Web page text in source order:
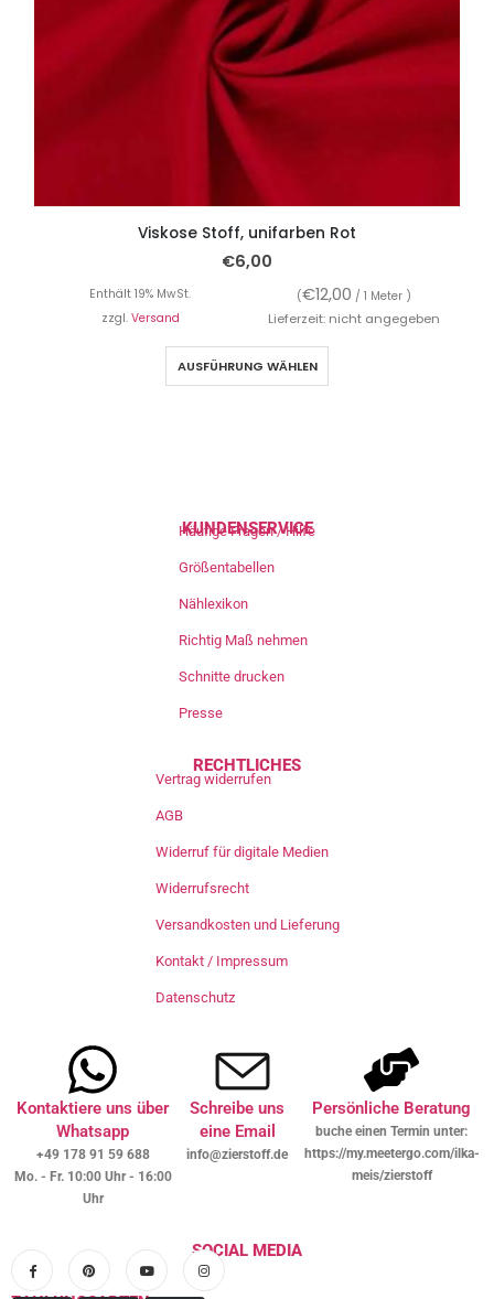
Viskose Stoff, unifarben Rot
€6,00
Enthält 19% MwSt. (€12,00 / 1 Meter )
zzgl. Versand Lieferzeit: nicht angegeben
AUSFÜHRUNG WÄHLEN
KUNDENSERVICE
Häufige Fragen / Hilfe
Größentabellen
Nählexikon
Richtig Maß nehmen
Schnitte drucken
Presse
RECHTLICHES
Vertrag widerrufen
AGB
Widerruf für digitale Medien
Widerrufsrecht
Versandkosten und Lieferung
Kontakt / Impressum
Datenschutz
Kontaktiere uns über
Whatsapp
+49 178 91 59 688
Mo. - Fr. 10:00 Uhr - 16:00
Uhr
Schreibe uns
eine Email
info@zierstoff.de
Persönliche Beratung
buche einen Termin unter:
https://my.meetergo.com/ilka-
meis/zierstoff
SOCIAL MEDIA